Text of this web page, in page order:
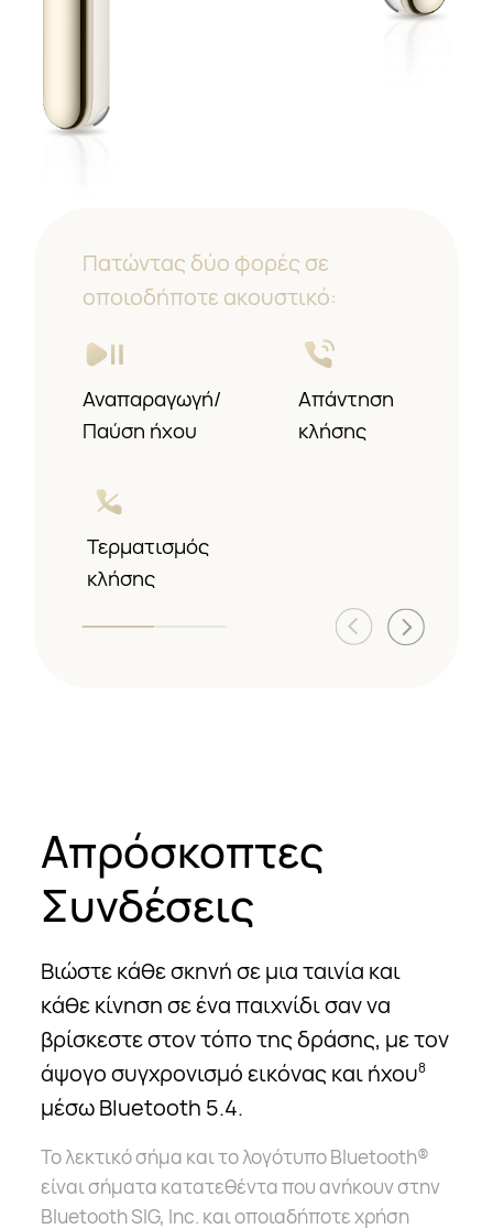
Πατώντας δύο φορές σε
οποιοδήποτε ακουστικό:
Αναπαραγωγή/
Παύση ήχου
Απάντηση
κλήσης
Τερματισμός
κλήσης
Προηγούμενο/
Επόμενο κομμάτι
Απρόσκοπτες
Συνδέσεις
Βιώστε κάθε σκηνή σε μια ταινία και
κάθε κίνηση σε ένα παιχνίδι σαν να
βρίσκεστε στον τόπο της δράσης, με τον
άψογο συγχρονισμό εικόνας και ήχου8
μέσω Bluetooth 5.4.
Το λεκτικό σήμα και το λογότυπο Bluetooth®
είναι σήματα κατατεθέντα που ανήκουν στην
Bluetooth SIG, Inc. και οποιαδήποτε χρήση